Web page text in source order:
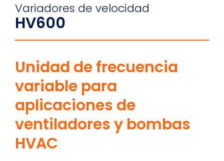
Variadores de velocidad
HV600
Unidad de frecuencia
variable para
aplicaciones de
ventiladores y bombas
HVAC